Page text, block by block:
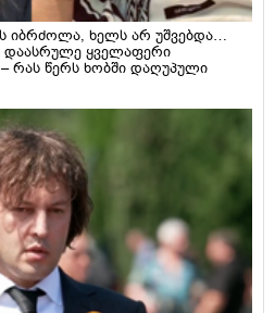
იბრძოლა, ხელს არ უშვებდა…
დაასრულე ყველაფერი
რას წერს ხობში დაღუპული